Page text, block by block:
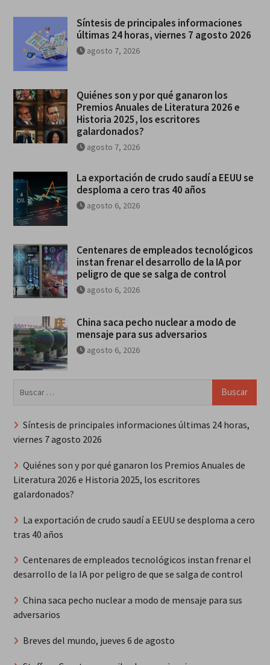
Síntesis de principales informaciones
últimas 24 horas, viernes 7 agosto 2026
agosto 7, 2026
Quiénes son y por qué ganaron los
Premios Anuales de Literatura 2026 e
Historia 2025, los escritores
galardonados?
agosto 7, 2026
La exportación de crudo saudí a EEUU se
desploma a cero tras 40 años
agosto 6, 2026
Centenares de empleados tecnológicos
instan frenar el desarrollo de la IA por
peligro de que se salga de control
agosto 6, 2026
China saca pecho nuclear a modo de
mensaje para sus adversarios
agosto 6, 2026
Síntesis de principales informaciones últimas 24 horas,
viernes 7 agosto 2026
Quiénes son y por qué ganaron los Premios Anuales de
Literatura 2026 e Historia 2025, los escritores
galardonados?
La exportación de crudo saudí a EEUU se desploma a cero
tras 40 años
Centenares de empleados tecnológicos instan frenar el
desarrollo de la IA por peligro de que se salga de control
China saca pecho nuclear a modo de mensaje para sus
adversarios
Breves del mundo, jueves 6 de agosto